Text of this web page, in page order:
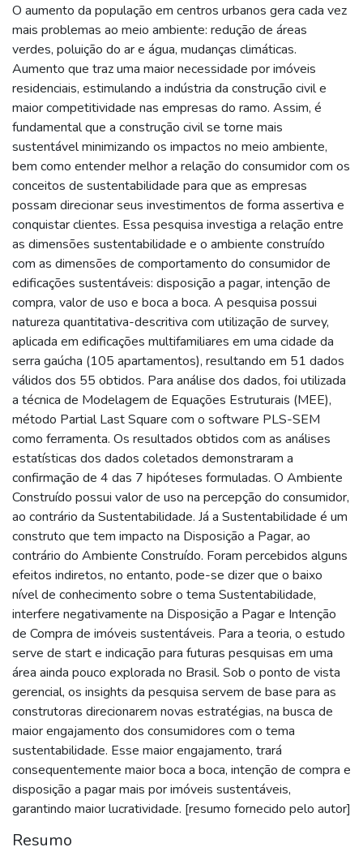
O aumento da população em centros urbanos gera cada vez
mais problemas ao meio ambiente: redução de áreas
verdes, poluição do ar e água, mudanças climáticas.
Aumento que traz uma maior necessidade por imóveis
residenciais, estimulando a indústria da construção civil e
maior competitividade nas empresas do ramo. Assim, é
fundamental que a construção civil se torne mais
sustentável minimizando os impactos no meio ambiente,
bem como entender melhor a relação do consumidor com os
conceitos de sustentabilidade para que as empresas
possam direcionar seus investimentos de forma assertiva e
conquistar clientes. Essa pesquisa investiga a relação entre
as dimensões sustentabilidade e o ambiente construído
com as dimensões de comportamento do consumidor de
edificações sustentáveis: disposição a pagar, intenção de
compra, valor de uso e boca a boca. A pesquisa possui
natureza quantitativa-descritiva com utilização de survey,
aplicada em edificações multifamiliares em uma cidade da
serra gaúcha (105 apartamentos), resultando em 51 dados
válidos dos 55 obtidos. Para análise dos dados, foi utilizada
a técnica de Modelagem de Equações Estruturais (MEE),
método Partial Last Square com o software PLS-SEM
como ferramenta. Os resultados obtidos com as análises
estatísticas dos dados coletados demonstraram a
confirmação de 4 das 7 hipóteses formuladas. O Ambiente
Construído possui valor de uso na percepção do consumidor,
ao contrário da Sustentabilidade. Já a Sustentabilidade é um
construto que tem impacto na Disposição a Pagar, ao
contrário do Ambiente Construído. Foram percebidos alguns
efeitos indiretos, no entanto, pode-se dizer que o baixo
nível de conhecimento sobre o tema Sustentabilidade,
interfere negativamente na Disposição a Pagar e Intenção
de Compra de imóveis sustentáveis. Para a teoria, o estudo
serve de start e indicação para futuras pesquisas em uma
área ainda pouco explorada no Brasil. Sob o ponto de vista
gerencial, os insights da pesquisa servem de base para as
construtoras direcionarem novas estratégias, na busca de
maior engajamento dos consumidores com o tema
sustentabilidade. Esse maior engajamento, trará
consequentemente maior boca a boca, intenção de compra e
disposição a pagar mais por imóveis sustentáveis,
garantindo maior lucratividade. [resumo fornecido pelo autor]
Resumo